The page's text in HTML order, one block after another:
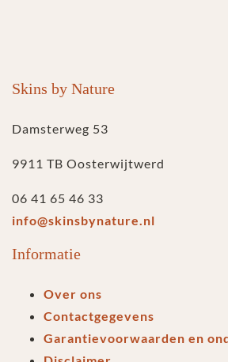
Skins by Nature
Damsterweg 53
9911 TB Oosterwijtwerd
06 41 65 46 33
info@skinsbynature.nl
Informatie
Over ons
Contactgegevens
Garantievoorwaarden en